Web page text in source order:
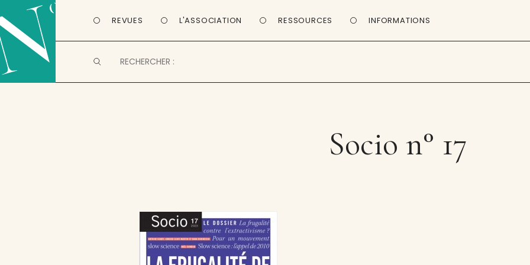
REVUES L'ASSOCIATION RESSOURCES INFORMATIONS
Socio n° 17